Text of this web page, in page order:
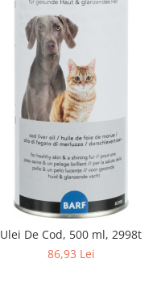
Ulei De Cod, 500 ml, 2998t
86,93 Lei